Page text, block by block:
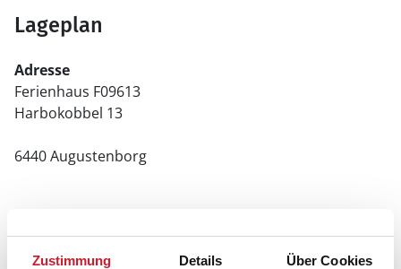
Zustimmung Details Über Cookies
Lageplan
Adresse
Ferienhaus F09613
Harbokobbel 13
6440 Augustenborg